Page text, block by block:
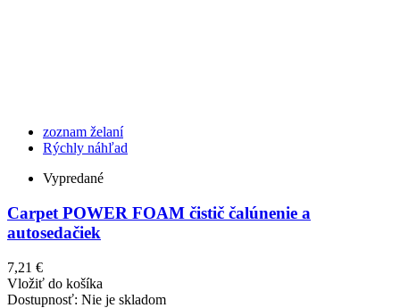
zoznam želaní
Rýchly náhľad
Vypredané
Carpet POWER FOAM čistič čalúnenie a
autosedačiek
7,21 €
Vložiť do košíka
Dostupnosť: Nie je skladom